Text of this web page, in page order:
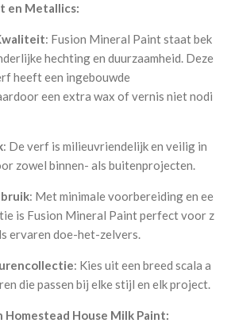
en Metallics:
: Fusion Mineral Paintstaatbek
hechtingen duurzaamheid. Deze
heefteen ingebouwde
een extra wax ofvernis nietnodi
: Deverf is milieuvriendelijken veilig in
zowel binnen- als buitenprojecten.
: Metminimalevoorbereidingen ee
is Fusion Mineral Paintperfectvoor z
ervaren doe-het-zelvers.
: Kies uiteen breed scala a
diepassen bij elkestijl en elkproject.
Homestead House Milk Paint: